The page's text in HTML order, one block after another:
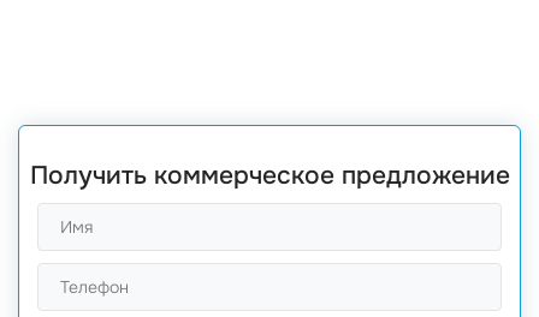
Получить коммерческое предложение